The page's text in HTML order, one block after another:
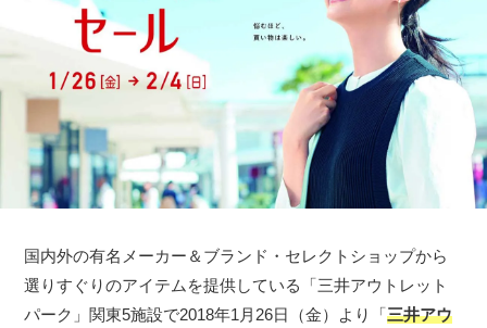
国内外の有名メーカー＆ブランド・セレクトショップから
選りすぐりのアイテムを提供している「三井アウトレット
パーク」関東5施設で2018年1月26日（金）より「三井アウ